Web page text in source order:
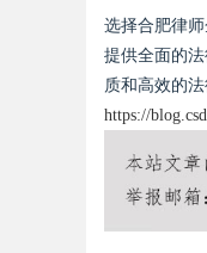
选择合肥律
提供全面的
质和高效的法
https://